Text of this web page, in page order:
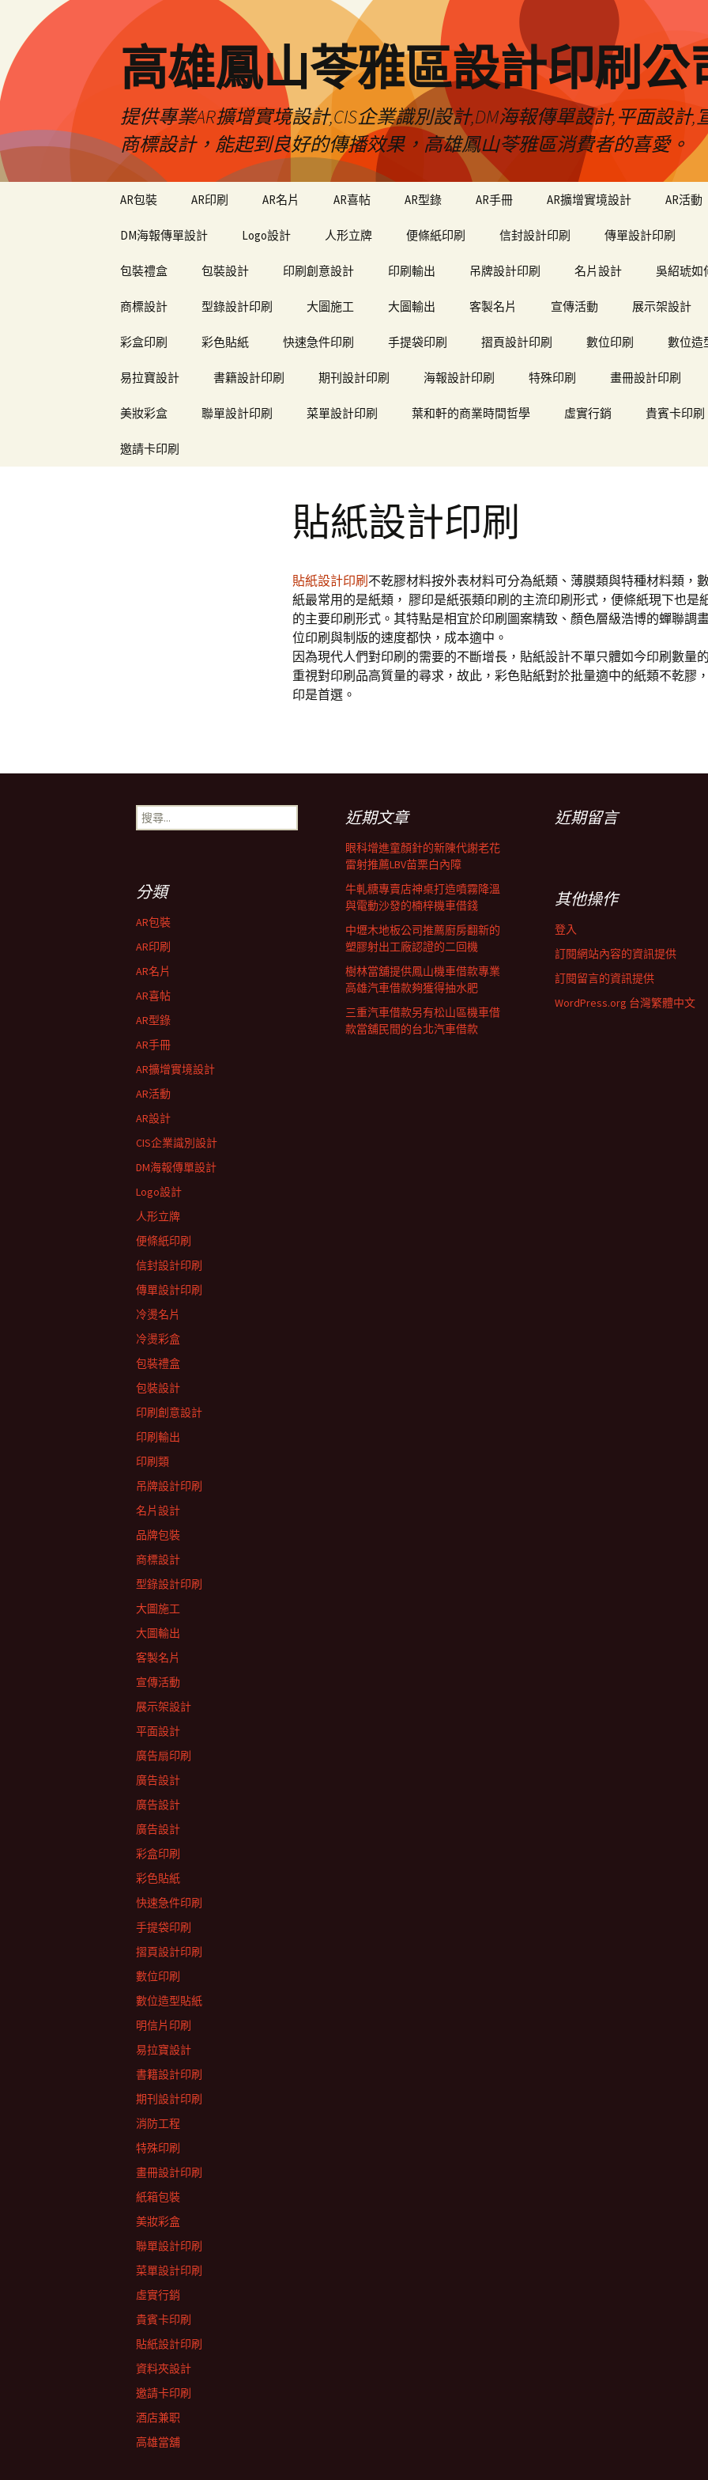
高雄鳳山苓雅區設計印刷公
提供專業AR擴增實境設計,CIS企業識別設計,DM海報傳單設計,平面設計
商標設計，能起到良好的傳播效果，高雄鳳山苓雅區消費者的喜愛。
AR包裝 AR印刷 AR名片 AR喜帖 AR型錄 AR手冊 AR擴增實境設計 AR活動
DM海報傳單設計 Logo設計 人形立牌 便條紙印刷 信封設計印刷 傳單設計印刷
包裝禮盒 包裝設計 印刷創意設計 印刷輸出 吊牌設計印刷 名片設計 吳紹琥如
商標設計 型錄設計印刷 大圖施工 大圖輸出 客製名片 宣傳活動 展示架設計
彩盒印刷 彩色貼紙 快速急件印刷 手提袋印刷 摺頁設計印刷 數位印刷 數位造
易拉寶設計 書籍設計印刷 期刊設計印刷 海報設計印刷 特殊印刷 畫冊設計印刷
美妝彩盒 聯單設計印刷 菜單設計印刷 葉和軒的商業時間哲學 虛實行銷 貴賓卡印刷
邀請卡印刷
貼紙設計印刷
貼紙設計印刷 不乾膠材料按外表材料可分為紙類、薄膜類與特種材料類，
紙最常用的是紙類， 膠印是紙張類印刷的主流印刷形式，便條紙現下也是
的主要印刷形式。其特點是相宜於印刷圖案精致、顏色層級浩博的蟬聯調
位印刷與制版的速度都快，成本適中。
因為現代人們對印刷的需要的不斷增長，貼紙設計不單只體如今印刷數量
重視對印刷品高質量的尋求，故此，彩色貼紙對於批量適中的紙類不乾膠
印是首選。
搜
尋
近期文章
眼科增進童顏針的新陳代謝老花
雷射推薦LBV苗栗白內障
牛軋糖專賣店神桌打造噴霧降溫
與電動沙發的楠梓機車借錢
中壢木地板公司推薦廚房翻新的
塑膠射出工廠認證的二回機
樹林當舖提供鳳山機車借款專業
高雄汽車借款夠獲得抽水肥
三重汽車借款另有松山區機車借
款當舖民間的台北汽車借款
近期留言
分類
AR包裝
AR印刷
AR名片
AR喜帖
AR型錄
AR手冊
AR擴增實境設計
AR活動
AR設計
CIS企業識別設計
DM海報傳單設計
Logo設計
人形立牌
便條紙印刷
信封設計印刷
傳單設計印刷
冷燙名片
冷燙彩盒
包裝禮盒
包裝設計
印刷創意設計
印刷輸出
印刷類
吊牌設計印刷
名片設計
品牌包裝
商標設計
型錄設計印刷
大圖施工
大圖輸出
客製名片
宣傳活動
展示架設計
平面設計
廣告扇印刷
廣告設計
廣告設計
廣告設計
彩盒印刷
彩色貼紙
快速急件印刷
手提袋印刷
摺頁設計印刷
數位印刷
數位造型貼紙
明信片印刷
易拉寶設計
書籍設計印刷
期刊設計印刷
消防工程
特殊印刷
畫冊設計印刷
紙箱包裝
美妝彩盒
聯單設計印刷
菜單設計印刷
虛實行銷
貴賓卡印刷
貼紙設計印刷
資料夾設計
邀請卡印刷
酒店兼职
高雄當舖
其他操作
登入
訂閱網站內容的資訊提供
訂閱留言的資訊提供
WordPress.org 台灣繁體中文